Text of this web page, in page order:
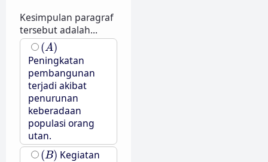
Kesimpulan paragraf
tersebut adalah...
(A)
(A)
Peningkatan
pembangunan
terjadi akibat
penurunan
keberadaan
populasi orang
utan.
(B)
(B) Kegiatan